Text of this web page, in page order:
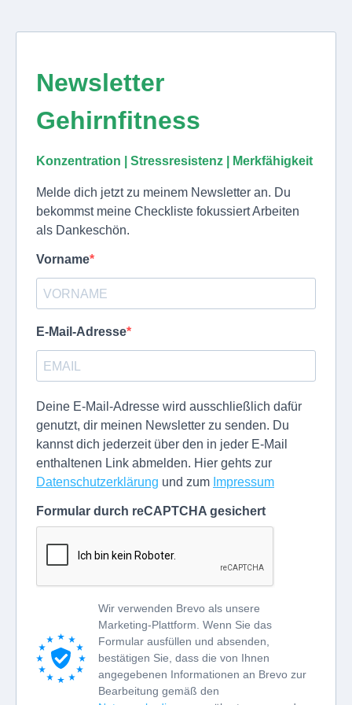
Newsletter
Gehirnfitness
Konzentration | Stressresistenz | Merkfähigkeit
Melde dich jetzt zu meinem Newsletter an. Du
bekommst meine Checkliste fokussiert Arbeiten
als Dankeschön.
Vorname
E-Mail-Adresse
Deine E-Mail-Adresse wird ausschließlich dafür
genutzt, dir meinen Newsletter zu senden. Du
kannst dich jederzeit über den in jeder E-Mail
enthaltenen Link abmelden. Hier gehts zur
Datenschutzerklärung und zum Impressum
Formular durch reCAPTCHA gesichert
Wir verwenden Brevo als unsere
Marketing-Plattform. Wenn Sie das
Formular ausfüllen und absenden,
bestätigen Sie, dass die von Ihnen
angegebenen Informationen an Brevo zur
Bearbeitung gemäß den